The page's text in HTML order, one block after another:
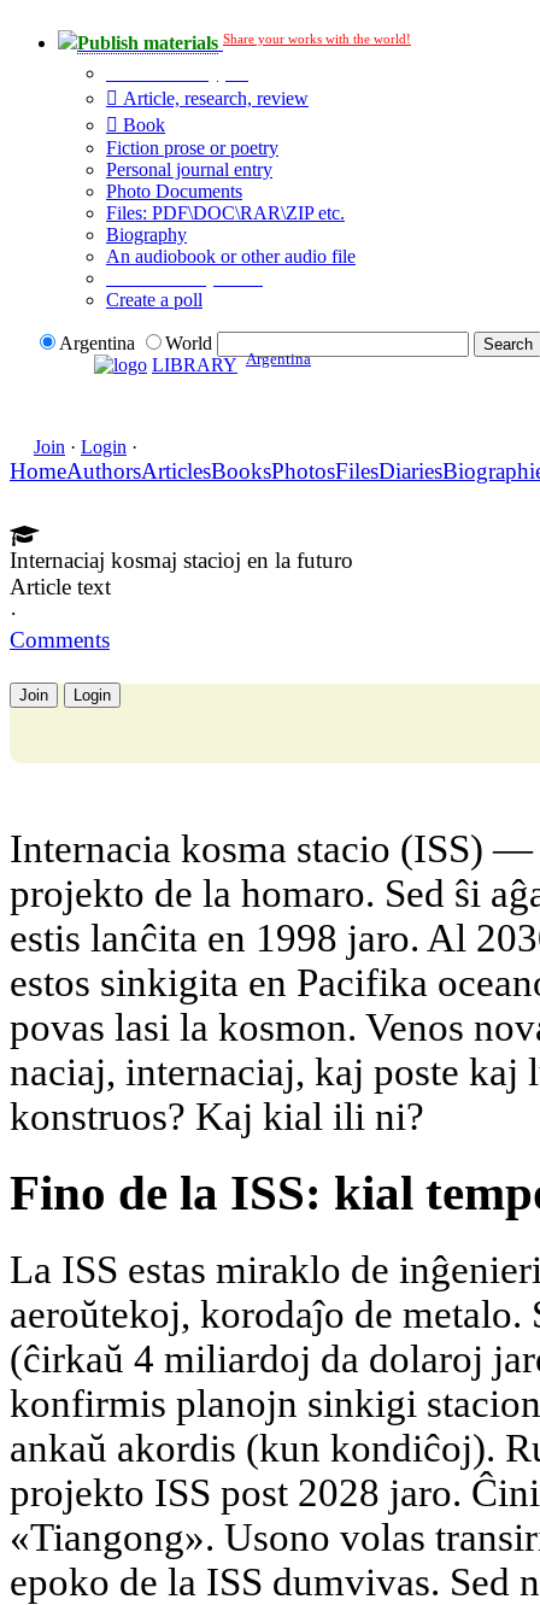
Publish materials Share your works with the world!
Article, research, review
Book
Fiction prose or poetry
Personal journal entry
Photo Documents
Files: PDF\DOC\RAR\ZIP etc.
Biography
An audiobook or other audio file
Create a poll
Argentina
World
LIBRARY Argentina
Join · Login ·
HomeAuthorsArticlesBooksPhotosFilesDiaries
Internaciaj kosmaj stacioj en la futuro
Article text
·
Comments
Join Login
Internacia kosma stacio (ISS)
projekto de la homaro. Sed ŝi
estis lanĉita en 1998 jaro. Al
estos sinkigita en Pacifika
povas lasi la kosmon. Venos
naciaj, internaciaj, kaj poste
konstruos? Kaj kial ili ni?
Fino de la ISS: kial
La ISS estas miraklo de
aeroŭtekoj, korodaĵo de
(ĉirkaŭ 4 miliardoj da dolaroj
konfirmis planojn sinkigi
ankaŭ akordis (kun kondiĉoj).
projekto ISS post 2028 jaro.
«Tiangong». Usono volas
epoko de la ISS dumvivas. Sed